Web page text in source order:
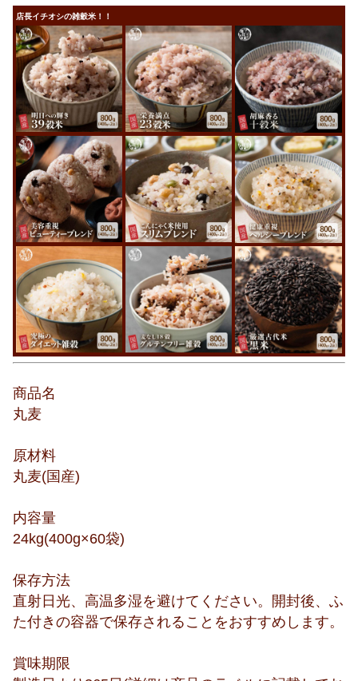
店長イチオシの雑穀米！！
商品名
丸麦
原材料
丸麦(国産)
内容量
24kg(400g×60袋)
保存方法
直射日光、高温多湿を避けてください。開封後、ふ
た付きの容器で保存されることをおすすめします。
賞味期限